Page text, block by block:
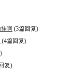
啊(3篇回复)
(4篇回复)
复)